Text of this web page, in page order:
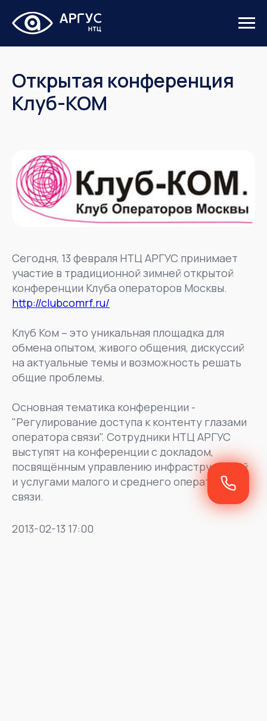
Открытая конференция
Клуб-КОМ
Сегодня, 13 февраля НТЦ АРГУС принимает
участие в традиционной зимней открытой
конференции Клуба операторов Москвы.
http://clubcomrf.ru/
Клуб Ком – это уникальная площадка для
обмена опытом, живого общения, дискуссий
на актуальные темы и возможность решать
общие проблемы.
Основная тематика конференции -
"Регулирование доступа к контенту глазами
оператора связи". Сотрудники НТЦ АРГУС
выступят на конференции с докладом,
посвящённым управлению инфраструктурой
и услугами малого и среднего оператора
связи.
2013-02-13 17:00